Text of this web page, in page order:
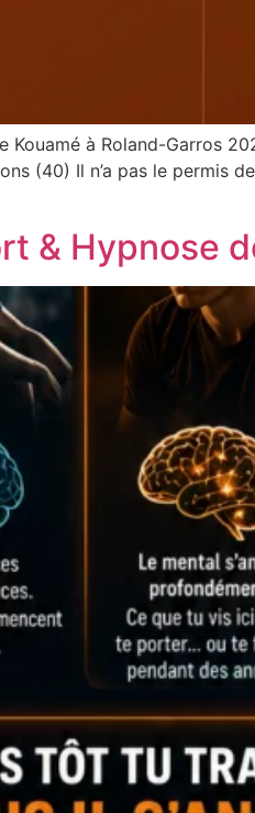
Kouamé à Roland-Garros
(40) Il n’a pas le permis
& Hypnose